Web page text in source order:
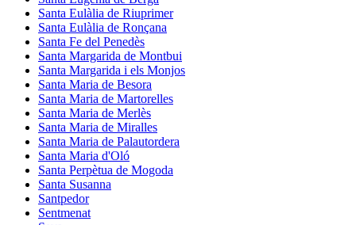
Santa Eulàlia de Riuprimer
Santa Eulàlia de Ronçana
Santa Fe del Penedès
Santa Margarida de Montbui
Santa Margarida i els Monjos
Santa Maria de Besora
Santa Maria de Martorelles
Santa Maria de Merlès
Santa Maria de Miralles
Santa Maria de Palautordera
Santa Maria d'Oló
Santa Perpètua de Mogoda
Santa Susanna
Santpedor
Sentmenat